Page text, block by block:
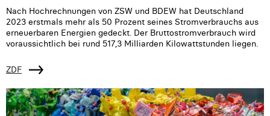
Nach Hochrechnungen von ZSW und BDEW hat Deutschland
2023 erstmals mehr als 50 Prozent seines Stromverbrauchs aus
erneuerbaren Energien gedeckt. Der Bruttostromverbrauch wird
voraussichtlich bei rund 517,3 Milliarden Kilowattstunden liegen.
ZDF